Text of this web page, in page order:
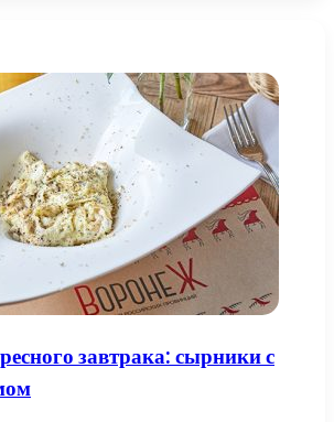
завтрака: сырники с